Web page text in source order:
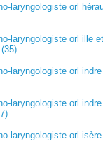
laryngologiste orl
laryngologiste orl ille
laryngologiste orl indre
laryngologiste orl
laryngologiste orl isère